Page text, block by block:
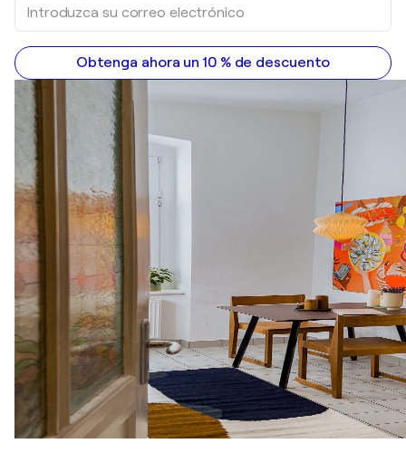
Obtenga ahora un 10 % de descuento